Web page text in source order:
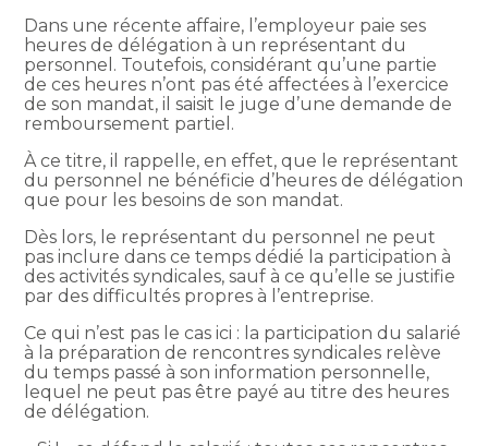
Dans une récente affaire, l’employeur paie ses
heures de délégation à un représentant du
personnel. Toutefois, considérant qu’une partie
de ces heures n’ont pas été affectées à l’exercice
de son mandat, il saisit le juge d’une demande de
remboursement partiel.
À ce titre, il rappelle, en effet, que le représentant
du personnel ne bénéficie d’heures de délégation
que pour les besoins de son mandat.
Dès lors, le représentant du personnel ne peut
pas inclure dans ce temps dédié la participation à
des activités syndicales, sauf à ce qu’elle se justifie
par des difficultés propres à l’entreprise.
Ce qui n’est pas le cas ici : la participation du salarié
à la préparation de rencontres syndicales relève
du temps passé à son information personnelle,
lequel ne peut pas être payé au titre des heures
de délégation.